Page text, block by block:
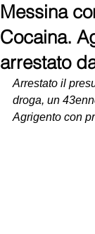
Messina
Cocaina.
arrestato
Arrestato il
droga, un
Agrigento con